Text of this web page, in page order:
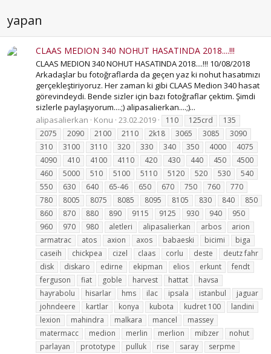
yapan
CLAAS MEDION 340 NOHUT HASATINDA 2018....!!!
CLAAS MEDION 340 NOHUT HASATINDA 2018....!!! 10/08/2018
Arkadaşlar bu fotoğraflarda da geçen yaz ki nohut hasatımızı
gerçekleştiriyoruz. Her zaman ki gibi CLAAS Medion 340 hasat
görevindeydi. Bende sizler için bazı fotoğraflar çektim. Şimdi
sizlerle paylaşıyorum....;) alipasalierkan....;)...
alipasalierkan
Konu 23.02.2019 110 125crd
135
2075
2090 2100 2110 2k18 3065 3085
3090
310
3100 3110 320 330 340 350 4000
4075
4090
410 4100 4110 420 430 440 450
4500
460
5000 510 5100 5110 5120 520 530
540
550
630 640 65-46 650 670 750 760
770
780
8005 8075 8085 8095 8105 830 840
850
860
870 880 890 9115 9125 930 940
950
960
970 980 aletleri alipasalierkan arbos
arion
armatrac
atos axion axos babaeski bicimi
biga
caseih
chickpea cizel claas corlu deste
deutz fahr
disk
diskaro edirne ekipman elios erkunt
fendt
ferguson
fiat goble harvest hattat
havsa
hayrabolu
hisarlar hms ilac ipsala istanbul
jaguar
johndeere
kartlar konya kubota kudret 100
landini
lexion
mahindra malkara mancel
massey
matermacc
medion merlin merlion mibzer
nohut
parlayan
prototype pulluk rise saray
serpme